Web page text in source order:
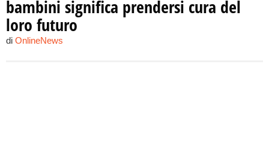
bambini significa prendersi cura del
loro futuro
di OnlineNews